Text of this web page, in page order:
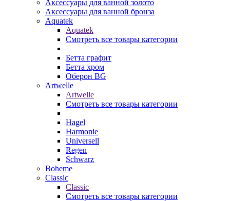
Аксессуары для ванной золото
Аксессуары для ванной бронза
Aquatek
Aquatek
Смотреть все товары категории
Бетта графит
Бетта хром
Оберон BG
Artwelle
Artwelle
Смотреть все товары категории
Hagel
Harmonie
Universell
Regen
Schwarz
Boheme
Classic
Classic
Смотреть все товары категории